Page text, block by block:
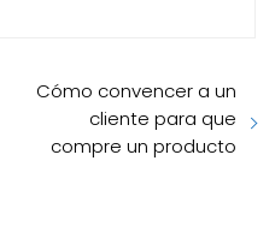
Cómo convencer a un
cliente para que
compre un producto